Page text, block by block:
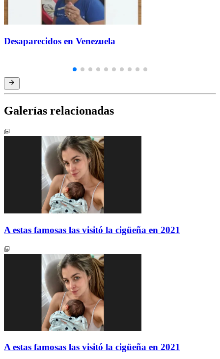
Desaparecidos en Venezuela
Galerías relacionadas
A estas famosas las visitó la cigüeña en 2021
A estas famosas las visitó la cigüeña en 2021